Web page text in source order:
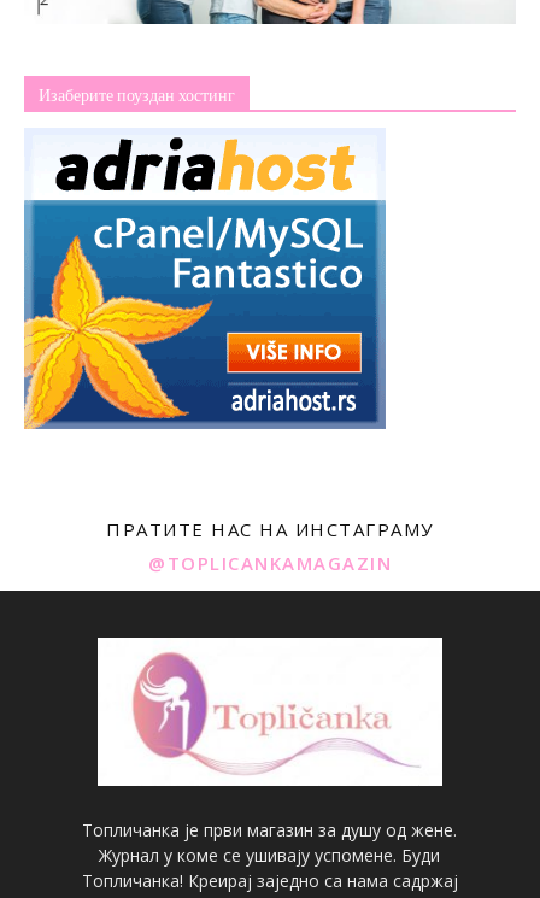
Изаберите поуздан хостинг
ПРАТИТЕ НАС НА ИНСТАГРАМУ
@TOPLICANKAMAGAZIN
Топличанка је први магазин за душу од жене.
Журнал у коме се ушивају успомене. Буди
Топличанка! Креирај заједно са нама садржај